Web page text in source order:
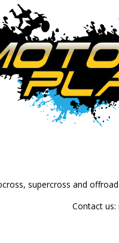
supercross and
Contact us: